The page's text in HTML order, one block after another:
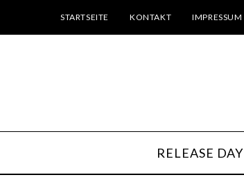
STARTSEITE KONTAKT IMPRESSUM
RELEASE DAY